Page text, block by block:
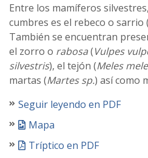
Entre los mamíferos
cumbres es el rebeco o sarrio
También se encuentran
el zorro o rabosa(Vulpes
silvestris), el tejón (Meles
martas (Martes sp.) así como
Seguir leyendo en PDF
Mapa
Tríptico en PDF